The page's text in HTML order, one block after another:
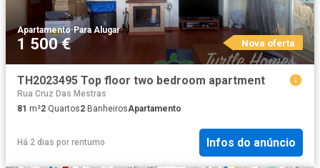
Apartamento·Para Alugar
1 500 € Nova oferta
TH2023495 Top floor two bedroom apartment
Rua Cruz Das Mestras
81 m²2 Quartos2 BanheirosApartamento
Há 2 dias por rentumo Infos do anúncio